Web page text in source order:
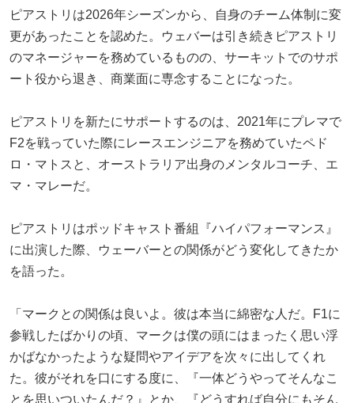
ピアストリは2026年シーズンから、自身のチーム体制に変
更があったことを認めた。ウェバーは引き続きピアストリ
のマネージャーを務めているものの、サーキットでのサポ
ート役から退き、商業面に専念することになった。
ピアストリを新たにサポートするのは、2021年にプレマで
F2を戦っていた際にレースエンジニアを務めていたペド
ロ・マトスと、オーストラリア出身のメンタルコーチ、エ
マ・マレーだ。
ピアストリはポッドキャスト番組『ハイパフォーマンス』
に出演した際、ウェーバーとの関係がどう変化してきたか
を語った。
「マークとの関係は良いよ。彼は本当に綿密な人だ。F1に
参戦したばかりの頃、マークは僕の頭にはまったく思い浮
かばなかったような疑問やアイデアを次々に出してくれ
た。彼がそれを口にする度に、『一体どうやってそんなこ
とを思いついたんだ？』とか、『どうすれば自分にもそん